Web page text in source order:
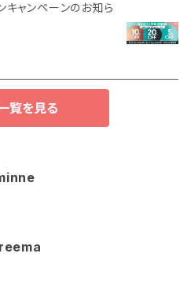
キャンペーンのお知ら
覧を見る